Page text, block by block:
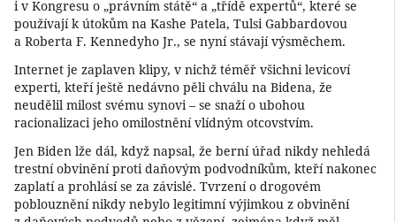
i v Kongresu o „právním státě“ a „třídě expertů“, které se
používají k útokům na Kashe Patela, Tulsi Gabbardovou
a Roberta F. Kennedyho Jr., se nyní stávají výsměchem.
Internet je zaplaven klipy, v nichž téměř všichni levicoví
experti, kteří ještě nedávno pěli chválu na Bidena, že
neudělil milost svému synovi – se snaží o ubohou
racionalizaci jeho omilostnění vlídným otcovstvím.
Jen Biden lže dál, když napsal, že berní úřad nikdy nehledá
trestní obvinění proti daňovým podvodníkům, kteří nakonec
zaplatí a prohlásí se za závislé. Tvrzení o drogovém
poblouznění nikdy nebylo legitimní výjimkou z obvinění